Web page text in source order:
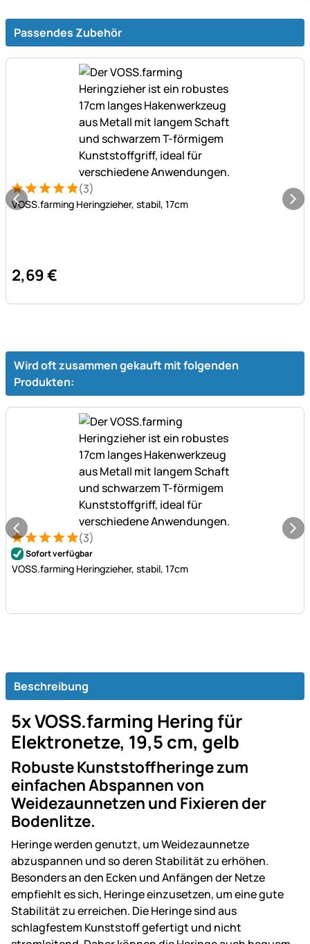
Passendes Zubehör
Bewertung: 5 von 5 (3 Bewertungen)
3 Bewertungen
(3)
VOSS.farming Heringzieher, stabil, 17cm
2,69€
Wird oft zusammen gekauft mit folgenden
Produkten:
Bewertung: 5 von 5 (3 Bewertungen)
3 Bewertungen
(3)
Sofort verfügbar
VOSS.farming Heringzieher, stabil, 17cm
Beschreibung
5x VOSS.farming Hering für
Elektronetze, 19,5 cm, gelb
Robuste Kunststoffheringe zum
einfachen Abspannen von
Weidezaunnetzen und Fixieren der
Bodenlitze.
Heringe werden genutzt, um Weidezaunnetze
abzuspannen und so deren Stabilität zu erhöhen.
Besonders an den Ecken und Anfängen der Netze
empfiehlt es sich, Heringe einzusetzen, um eine gute
Stabilität zu erreichen. Die Heringe sind aus
schlagfestem Kunststoff gefertigt und nicht